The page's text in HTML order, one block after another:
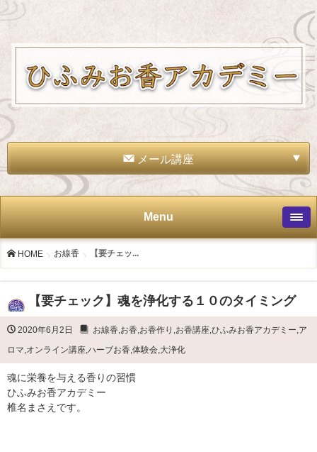
メール講座
Menu
HOME お線香 【要チェッ...
【要チェック】魂を浄化する１０のタイミング
2020年6月2日 お線香,お香,お香作り ,お香講座,ひふみお香アカデミー,ア
ロマ,オンライン講座,ハーブお香,体験会,大浄化
魂に栄養を与える香りの習慣
ひふみお香アカデミー
椎名まさえです。